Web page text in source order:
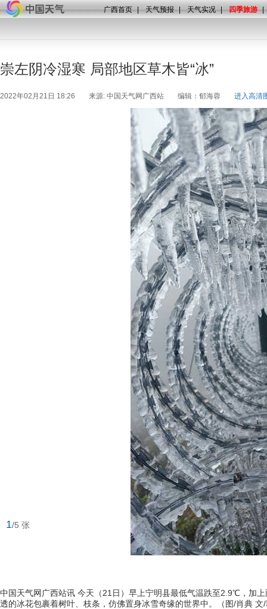
广西首页 | 天气预报 | 天气实况 | 四季旅游 |
崇左阴冷湿寒 局部地区草木皆“冰”
2022年02月21日 18:26 来源: 中国天气网广西站 编辑：郁海蓉 进入高清
1/5 张
中国天气网广西站讯 今天（21日）早上宁明县最低气温跌至2.9℃，加
透的冰花包裹着树叶、枝条，仿佛置身冰雪奇缘的世界中。（图/肖典 文